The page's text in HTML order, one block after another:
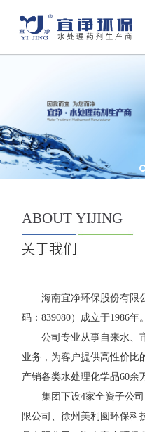
ABOUTYIJING
海南宜净环保股份有限
码：839080）成立于1986年
公司专业从事自来水、
业务，为客户提供高性价比
产销各类水处理化学品60余
集团下设4家全资子公
限公司、徐州美利圆环保科